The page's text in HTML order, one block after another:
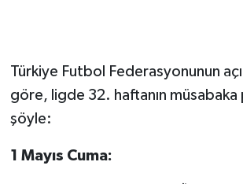
Türkiye Futbol Federasyonunun
göre, ligde 32. haftanın müsabaka
şöyle:
1 Mayıs Cuma:
Kültür Sanat
Magazin
Otomobil